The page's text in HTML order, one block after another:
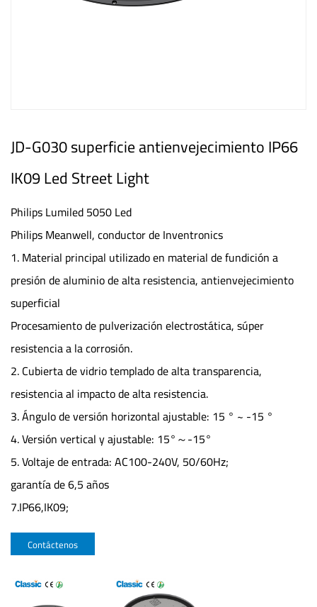
JD-G030 superficie antienvejecimiento IP66
IK09 Led Street Light
Philips Lumiled 5050 Led
Philips Meanwell, conductor de Inventronics
1. Material principal utilizado en material de fundición a
presión de aluminio de alta resistencia, antienvejecimiento
superficial
Procesamiento de pulverización electrostática, súper
resistencia a la corrosión.
2. Cubierta de vidrio templado de alta transparencia,
resistencia al impacto de alta resistencia.
3. Ángulo de versión horizontal ajustable: 15 ° ~ -15 °
4. Versión vertical y ajustable: 15°～-15°
5. Voltaje de entrada: AC100-240V, 50/60Hz;
garantía de 6,5 años
7.IP66,IK09;
Contáctenos